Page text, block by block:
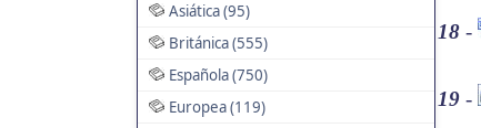
Asiática (95)
Británica (555)
Española (750)
Europea (119)
18 -
19 -